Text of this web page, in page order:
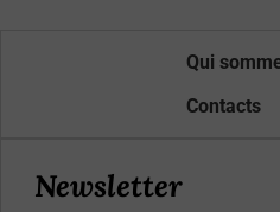
Qui
Contacts
Newsletter